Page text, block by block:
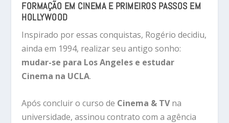
FORMAÇÃO EM CINEMA E PRIMEIROS PASSOS EM
HOLLYWOOD
Inspirado por essas conquistas, Rogério decidiu,
ainda em 1994, realizar seu antigo sonho:
mudar-se para Los Angeles e estudar
Cinema na UCLA.
Após concluir o curso de Cinema & TVna
universidade, assinou contrato com a agência